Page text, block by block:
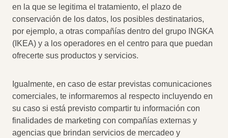
en la que se legitima el tratamiento, el plazo de
conservación de los datos, los posibles destinatarios,
por ejemplo, a otras compañías dentro del grupo INGKA
(IKEA) y a los operadores en el centro para que puedan
ofrecerte sus productos y servicios.
Igualmente, en caso de estar previstas comunicaciones
comerciales, te informaremos al respecto incluyendo en
su caso si está previsto compartir tu información con
finalidades de marketing con compañías externas y
agencias que brindan servicios de mercadeo y